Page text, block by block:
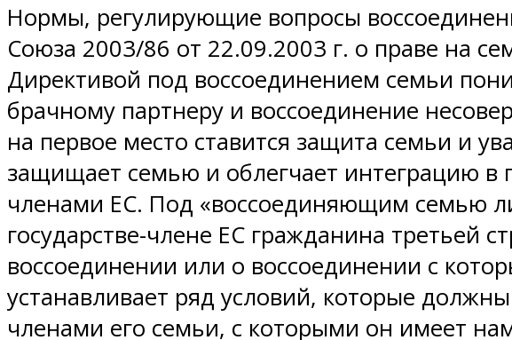
Нормы, регулирующие вопросы
Союза 2003/86 от 22.09.2003 г. о праве на
Директивой под воссоединением семьи
брачному партнеру и воссоединение
на первое место ставится защита семьи и
защищает семью и облегчает интеграцию в
членами ЕС. Под «воссоединяющим семью
государстве-члене ЕС гражданина третьей
воссоединении или о воссоединении с
устанавливает ряд условий, которые
членами его семьи, с которыми он имеет